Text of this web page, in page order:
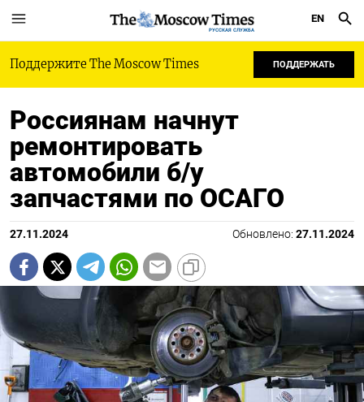
РУССКАЯ СЛУЖБА
EN
Поддержите The Moscow Times ПОДДЕРЖАТЬ
Россиянам начнут
ремонтировать
автомобили б/у
запчастями по ОСАГО
27.11.2024 Обновлено: 27.11.2024